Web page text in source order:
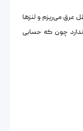
عرق می‌ریزم و لنزها
چون که حسابی